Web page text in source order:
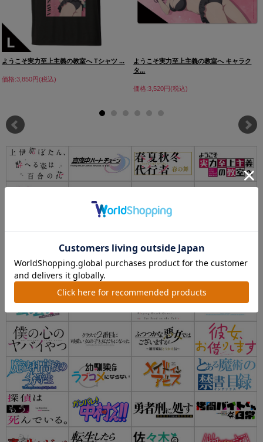
ようこそ実力至上主義の教室へ Tシャツ ...
価格:3,850円(税込)
ようこそ実力至上主義の教室へ キャラク
タ...
価格:3,520円(税込)